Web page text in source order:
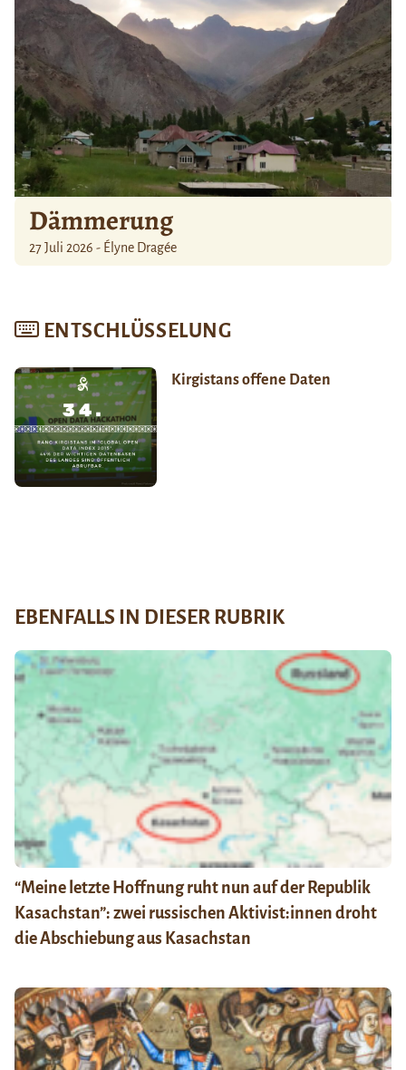
Dämmerung
27 Juli 2026 - Élyne Dragée
ENTSCHLÜSSELUNG
Kirgistans offene Daten
EBENFALLS IN DIESER RUBRIK
“Meine letzte Hoffnung ruht nun auf der Republik
Kasachstan”: zwei russischen Aktivist:innen droht
die Abschiebung aus Kasachstan